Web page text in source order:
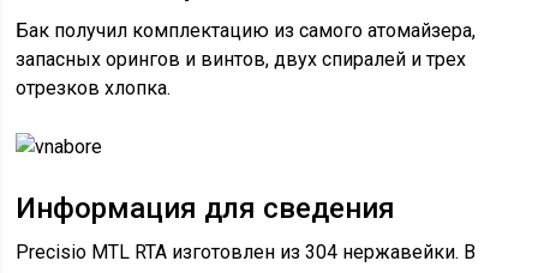
Бак получил комплектацию из самого атомайзера,
запасных орингов и винтов, двух спиралей и трех
отрезков хлопка.
Информация для сведения
Precisio MTL RTA изготовлен из 304 нержавейки. В